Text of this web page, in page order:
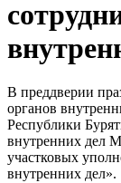
В преддверии
органов
Республики
внутренних дел
участковых
внутренних дел».